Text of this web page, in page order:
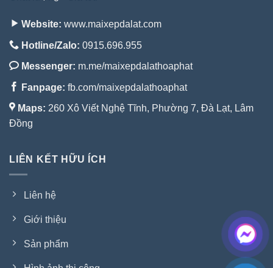
Website: www.maixepdalat.com
Hotline/Zalo: 0915.696.955
Messenger: m.me/maixepdalathoaphat
Fanpage: fb.com/maixepdalathoaphat
Maps: 260 Xô Viết Nghệ Tĩnh, Phường 7, Đà Lạt, Lâm
Đồng
LIÊN KẾT HỮU ÍCH
Liên hệ
Giới thiệu
Sản phẩm